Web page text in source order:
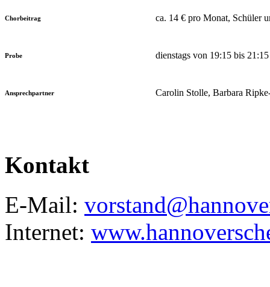
Chorbeitrag ca. 14 € pro Monat, Schüler
Probe dienstags von 19:15 bis
Ansprechpartner Carolin Stolle, Barbara
Kontakt
E-Mail:
Internet: